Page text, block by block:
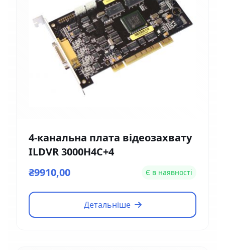
4-канальна плата відеозахвату
ILDVR 3000H4C+4
₴9910,00
Є в наявності
Детальніше